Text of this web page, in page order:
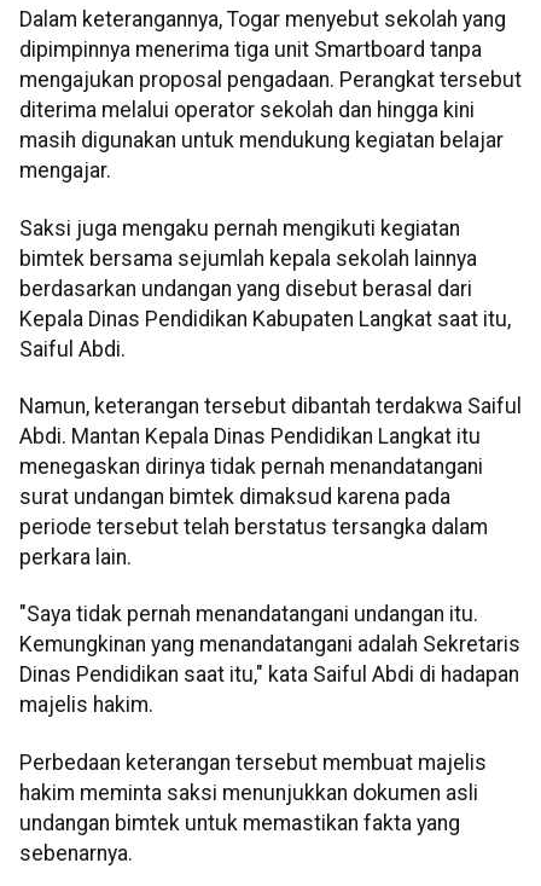
Dalam keterangannya, Togar menyebut sekolah yang
dipimpinnya menerima tiga unit Smartboard tanpa
mengajukan proposal pengadaan. Perangkat tersebut
diterima melalui operator sekolah dan hingga kini
masih digunakan untuk mendukung kegiatan belajar
mengajar.
Saksi juga mengaku pernah mengikuti kegiatan
bimtek bersama sejumlah kepala sekolah lainnya
berdasarkan undangan yang disebut berasal dari
Kepala Dinas Pendidikan Kabupaten Langkat saat itu,
Saiful Abdi.
Namun, keterangan tersebut dibantah terdakwa Saiful
Abdi. Mantan Kepala Dinas Pendidikan Langkat itu
menegaskan dirinya tidak pernah menandatangani
surat undangan bimtek dimaksud karena pada
periode tersebut telah berstatus tersangka dalam
perkara lain.
"Saya tidak pernah menandatangani undangan itu.
Kemungkinan yang menandatangani adalah Sekretaris
Dinas Pendidikan saat itu," kata Saiful Abdi di hadapan
majelis hakim.
Perbedaan keterangan tersebut membuat majelis
hakim meminta saksi menunjukkan dokumen asli
undangan bimtek untuk memastikan fakta yang
sebenarnya.